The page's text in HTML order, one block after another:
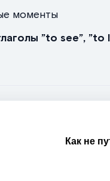
моменты
”to see”, ”to
Как не